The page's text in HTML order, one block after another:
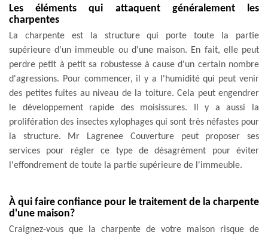
Les éléments qui attaquent généralement les
charpentes
La charpente est la structure qui porte toute la partie
supérieure d'un immeuble ou d'une maison. En fait, elle peut
perdre petit à petit sa robustesse à cause d'un certain nombre
d'agressions. Pour commencer, il y a l'humidité qui peut venir
des petites fuites au niveau de la toiture. Cela peut engendrer
le développement rapide des moisissures. Il y a aussi la
prolifération des insectes xylophages qui sont très néfastes pour
la structure. Mr Lagrenee Couverture peut proposer ses
services pour régler ce type de désagrément pour éviter
l'effondrement de toute la partie supérieure de l'immeuble.
À qui faire confiance pour le traitement de la charpente
d'une maison?
Craignez-vous que la charpente de votre maison risque de